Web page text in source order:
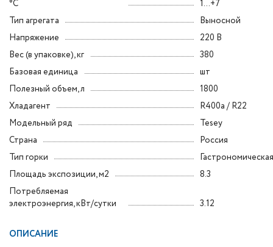
°C
1...+7
Тип агрегата
Выносной
Напряжение
220 В
Вес (в упаковке), кг
380
Базовая единица
шт
Полезный объем, л
1800
Хладагент
R400a / R22
Модельный ряд
Tesey
Страна
Россия
Тип горки
Гастрономическая
Площадь экспозиции, м2
8.3
Потребляемая
электроэнергия, кВт/сутки
3.12
ОПИСАНИЕ